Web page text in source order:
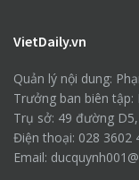
VietDaily.vn
Quản lý nội dung:
Trưởng ban biên
Trụ sở: 49 đường
Điện thoại: 028 3602
Email: